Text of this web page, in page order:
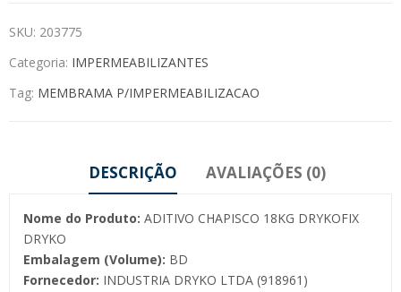
SKU: 203775
Categoria: IMPERMEABILIZANTES
Tag: MEMBRAMA P/IMPERMEABILIZACAO
DESCRIÇÃO AVALIAÇÕES (0)
Nome do Produto: ADITIVO CHAPISCO 18KG DRYKOFIX
DRYKO
Embalagem (Volume): BD
Fornecedor: INDUSTRIA DRYKO LTDA (918961)